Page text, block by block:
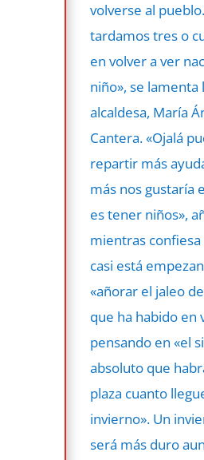
volverse al
tardamos tres o
en volver a ver
niño», se lamenta
alcaldesa, María
Cantera. «Ojalá
repartir más
más nos gustaría
es tener niños»,
mientras confiesa
casi está
«añorar el jaleo
que ha habido en
pensando en «el
absoluto que
plaza cuanto
invierno». Un
será más duro